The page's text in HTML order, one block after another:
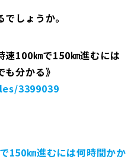
しょうか。
速100㎞で150㎞進むには
分かる》
3399039
150㎞進むには何時間かか